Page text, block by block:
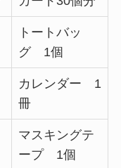
トートバッ
グ 1個
カレンダー 1
冊
マスキングテ
ープ 1個